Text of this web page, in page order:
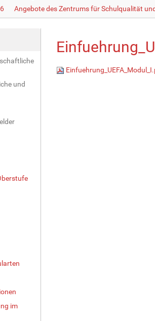
Angebote des Zentrums für Schulqualität
und
im